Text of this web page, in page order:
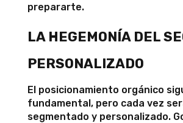
prepararte.
LA HEGEMONÍA DEL
PERSONALIZADO
El posicionamiento orgánico
fundamental, pero cada vez
segmentado y personalizado.